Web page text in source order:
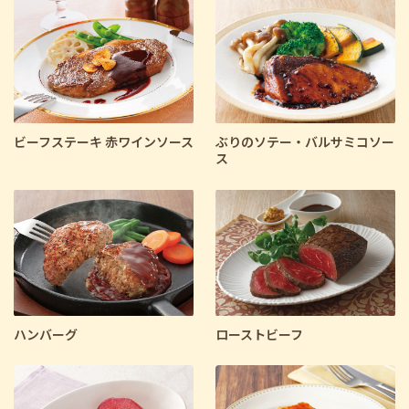
料理区分で絞り込む
主食
主菜 副菜 デザート 汁物
さらに条件を指定して検索
ビーフステーキ 赤ワインソース
ぶりのソテー・バルサミコソー
ス
ハンバーグ ローストビーフ